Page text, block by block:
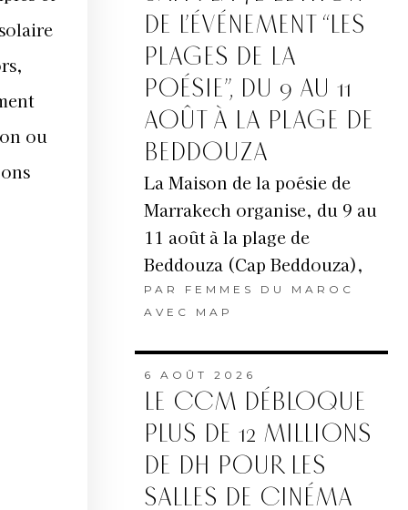
ou
DE L’ÉVÉNEMENT “LES
PLAGES DE LA
POÉSIE”, DU 9 AU 11
AOÛT À LA PLAGE DE
BEDDOUZA
La Maison de la poésie de
Marrakech organise, du 9 au
11 août à la plage de
Beddouza (Cap Beddouza),
PAR FEMMES DU MAROC
AVEC MAP
6 AOÛT 2026
LE CCM DÉBLOQUE
PLUS DE 12 MILLIONS
DE DH POUR LES
SALLES DE CINÉMA